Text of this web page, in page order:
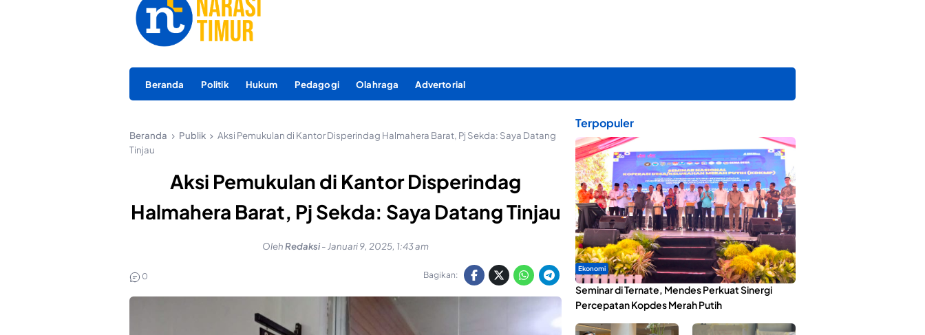
Beranda Politik Hukum Pedagogi Olahraga Advertorial
Beranda Publik
Aksi Pemukulan di Kantor Disperindag Halmahera Barat, Pj Sekda: Saya Datang
Tinjau
Aksi Pemukulan di Kantor Disperindag
Halmahera Barat, Pj Sekda: Saya Datang Tinjau
OlehRedaksi- Januari 9, 2025, 1:43 am
0 Bagikan:
Terpopuler
Ekonomi
Seminar di Ternate, Mendes Perkuat Sinergi
Percepatan Kopdes Merah Putih